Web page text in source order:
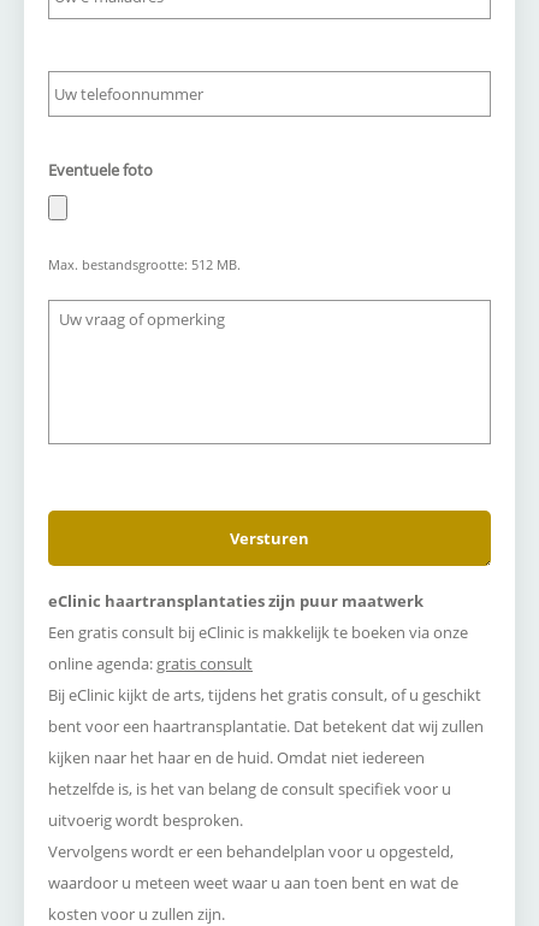
Telefoonnummer *
Eventuele foto
Max. bestandsgrootte: 512 MB.
Vraag
of
eClinic haartransplantaties zijn puur maatwerk
Een gratis consult bij eClinic is makkelijk te boeken via onze
online agenda: gratis consult
Bij eClinic kijkt de arts, tijdens het gratis consult, of u geschikt
bent voor een haartransplantatie. Dat betekent dat wij zullen
kijken naar het haar en de huid. Omdat niet iedereen
hetzelfde is, is het van belang de consult specifiek voor u
uitvoerig wordt besproken.
Vervolgens wordt er een behandelplan voor u opgesteld,
waardoor u meteen weet waar u aan toen bent en wat de
kosten voor u zullen zijn.